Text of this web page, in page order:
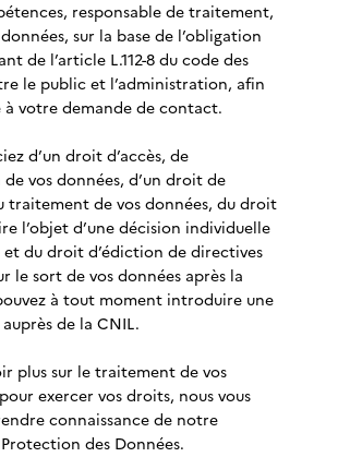
responsable de traitement,
sur la base de l’obligation
de l’article L.112-8 du code des
le public et l’administration, afin
votre demande de contact.
d’un droit d’accès, de
vos données, d’un droit de
traitement de vos données, du droit
l’objet d’une décision individuelle
et du droit d’édiction de directives
le sort de vos données après la
à tout moment introduire une
de la CNIL.
plus sur le traitement de vos
exercer vos droits, nous vous
connaissance de notre
des Données.